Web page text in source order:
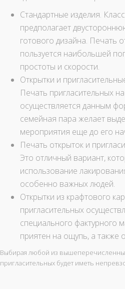
Стандартные изделия.
предполагает
готового дизайна. Печать
пользуется наибольшей
простоты и скорости.
Открытки и
Печать пригласительных
осуществляется данным
семейная пара желает
мероприятия еще до его
Печать открыток и
Это отличный вариант,
использование
особенно важных людей.
Открытки из крафтового
пригласительных
специального фактурного
приятен на ощупь, а также
Выбирая любой из
пригласительных будет иметь